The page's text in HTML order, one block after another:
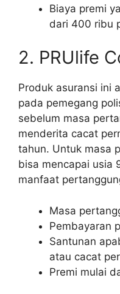
Biaya premi
dari 400 ribu
2. PRUlife
Produk asuransi ini
pada pemegang
sebelum masa
menderita cacat
tahun. Untuk masa
bisa mencapai usia
manfaat
Masa
Pembayaran
Santunan
atau cacat
Premi mulai